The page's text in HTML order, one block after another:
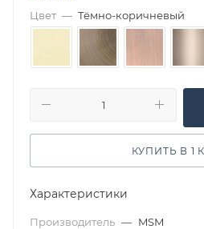
Цвет — Тёмно-коричневый
КУПИТЬ В 1
Характеристики
Производитель — MSM